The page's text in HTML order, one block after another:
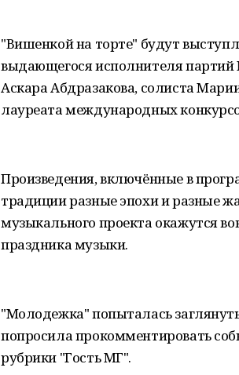
"Вишенкой на торте" будут
выдающегося исполнителя партий
Аскара Абдразакова, солиста
лауреата международных
Произведения, включённые в
традиции разные эпохи и разные
музыкального проекта окажутся
праздника музыки.
"Молодежка" попыталась
попросила прокомментировать
рубрики "Гость МГ".